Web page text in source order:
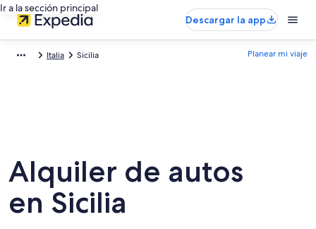
Ir a la sección principal
Descargar la app
Italia Sicilia Planear mi viaje
Alquiler de autos
en Sicilia